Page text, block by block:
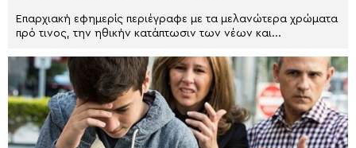
Επαρχιακή εφημερίς περιέγραφε με τα μελανώτερα χρώματα
πρό τινος, την ηθικήν κατάπτωσιν των νέων και...